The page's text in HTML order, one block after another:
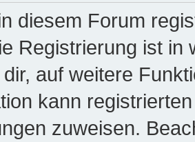
diesem Forum
Registrierung ist in
auf weitere
kann
zuweisen.